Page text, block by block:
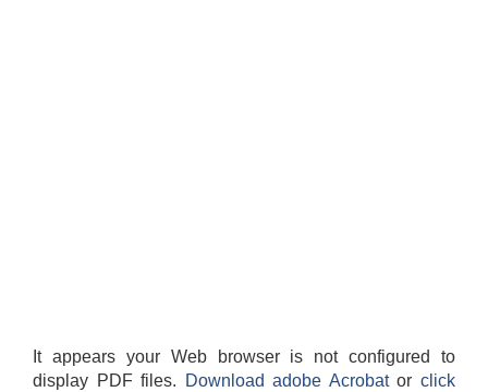
It appears your Web browser is not configured to
display PDF files.
Download adobe Acrobatorclick